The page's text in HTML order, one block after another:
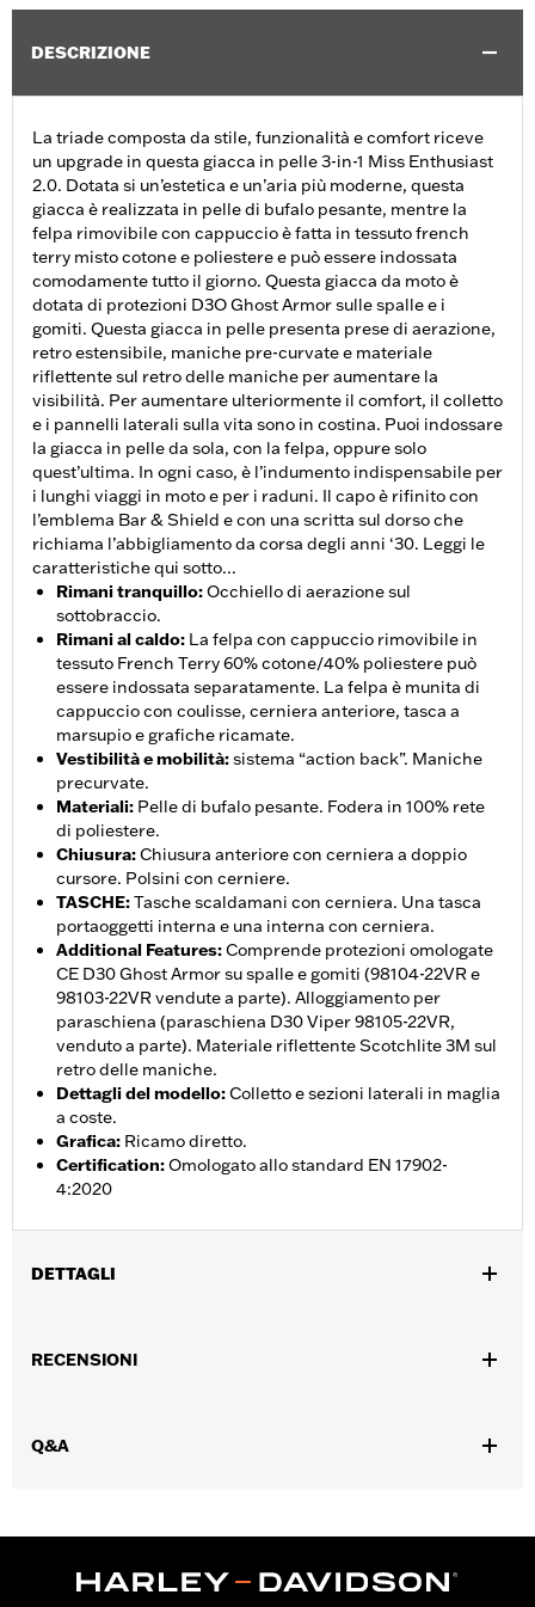
DESCRIZIONE
La triade composta da stile, funzionalità e comfort riceve
un upgrade in questa giacca in pelle 3-in-1 Miss Enthusiast
2.0. Dotata si un’estetica e un’aria più moderne, questa
giacca è realizzata in pelle di bufalo pesante, mentre la
felpa rimovibile con cappuccio è fatta in tessuto french
terry misto cotone e poliestere e può essere indossata
comodamente tutto il giorno. Questa giacca da moto è
dotata di protezioni D3O Ghost Armor sulle spalle e i
gomiti. Questa giacca in pelle presenta prese di aerazione,
retro estensibile, maniche pre-curvate e materiale
riflettente sul retro delle maniche per aumentare la
visibilità. Per aumentare ulteriormente il comfort, il colletto
e i pannelli laterali sulla vita sono in costina. Puoi indossare
la giacca in pelle da sola, con la felpa, oppure solo
quest’ultima. In ogni caso, è l’indumento indispensabile per
i lunghi viaggi in moto e per i raduni. Il capo è rifinito con
l’emblema Bar & Shield e con una scritta sul dorso che
richiama l’abbigliamento da corsa degli anni ‘30. Leggi le
caratteristiche qui sotto...
Rimani tranquillo:Occhiello di aerazione sul
sottobraccio.
Rimani al caldo: La felpa con cappuccio rimovibile in
tessuto French Terry 60% cotone/40% poliestere può
essere indossata separatamente. La felpa è munita di
cappuccio con coulisse, cerniera anteriore, tasca a
marsupio e grafiche ricamate.
Vestibilità e mobilità:sistema “action back”. Maniche
precurvate.
Materiali: Pelle di bufalo pesante. Fodera in 100% rete
di poliestere.
Chiusura:Chiusura anteriore con cerniera a doppio
cursore. Polsini con cerniere.
TASCHE:Tasche scaldamani con cerniera. Una tasca
portaoggetti interna e una interna con cerniera.
Additional Features:Comprende protezioni omologate
CE D30 Ghost Armor su spalle e gomiti (98104-22VR e
98103-22VR vendute a parte). Alloggiamento per
paraschiena (paraschiena D30 Viper 98105-22VR,
venduto a parte). Materiale riflettente Scotchlite 3M sul
retro delle maniche.
Dettagli del modello:Colletto e sezioni laterali in maglia
a coste.
Grafica: Ricamo diretto.
Certification:Omologato allo standard EN 17902-
4:2020
DETTAGLI
Caratteristiche funzionali:
Chiusura
Tasche con cerniera Tasche per protezioni
d.com/warrantyper tutti i dettagli
RECENSIONI
Q&A